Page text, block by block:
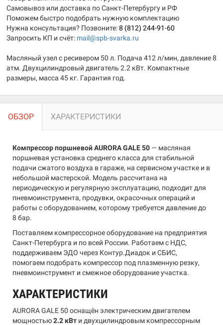
Самовывоз или доставка по Санкт-Петербургу и РФ
Поможем быстро подобрать нужную комплектацию
Нужна консультация? Позвоните:8 (812) 244-91-60
Запросить КП и счёт: mail@spb-svarka.ru
Масляный узел с ресивером 50 л. Подача 412 л/мин, давление 8
атм. Двухцилиндровый двигатель 2.2 кВт. Компактные
размеры, масса 45 кг. Гарантия год.
ОБЗОР ХАРАКТЕРИСТИКИ
Компрессор поршневой AURORA GALE 50 — масляная
поршневая установка среднего класса для стабильной
подачи сжатого воздуха в гараже, на сервисном участке и в
небольшой мастерской. Модель рассчитана на
периодическую и регулярную эксплуатацию, подходит для
пневмоинструмента, продувки, окрасочных операций и
работы с оборудованием, которому требуется давление до
8 бар.
Поставляем компрессорное оборудование на предприятия
Санкт-Петербурга и по всей России. Работаем с НДС,
поддерживаем ЭДО через Контур.Диадок и СБИС,
помогаем подобрать компрессор под плазменную резку,
пневмоинструмент и смежное оборудование участка.
ХАРАКТЕРИСТИКИ
AURORA GALE 50 оснащён электрическим двигателем
мощностью2.2 кВт и двухцилиндровым компрессорным